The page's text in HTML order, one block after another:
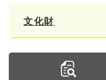
文化財